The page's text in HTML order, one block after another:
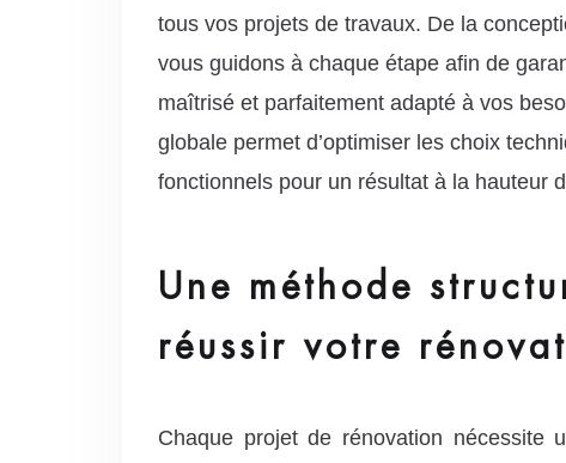
tous vos projets de travaux. De la
vous guidons à chaque étape afin de
maîtrisé et parfaitement adapté à vos
globale permet d’optimiser les choix
fonctionnels pour un résultat à la hauteur
Une méthode
réussir votre
Chaque projet de rénovation nécessite